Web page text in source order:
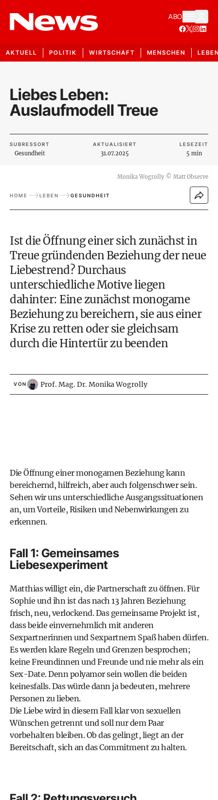
ABO
AKTUELL POLITIK WIRTSCHAFT MENSCHEN
Liebes Leben:
Auslaufmodell Treue
SUBRESSORT
Gesundheit
AKTUALISIERT
31.07.2025
LESEZEIT
5 min
Monika Wogrolly © Matt Observe
HOME LEBEN GESUNDHEIT
Ist die Öffnung einer sich zunächst in
Treue gründenden Beziehung der neue
Liebestrend? Durchaus
unterschiedliche Motive liegen
dahinter: Eine zunächst monogame
Beziehung zu bereichern, sie aus einer
Krise zu retten oder sie gleichsam
durch die Hintertür zu beenden
VON Prof. Mag. Dr. Monika Wogrolly
Die Öffnung einer monogamen Beziehung kann
bereichernd, hilfreich, aber auch folgenschwer sein.
Sehen wir uns unterschiedliche Ausgangssituationen
an, um Vorteile, Risiken und Nebenwirkungen zu
erkennen.
Fall 1: Gemeinsames
Liebesexperiment
Matthias willigt ein, die Partnerschaft zu öffnen. Für
Sophie und ihn ist das nach 13 Jahren Beziehung
frisch, neu, verlockend. Das gemeinsame Projekt ist,
dass beide einvernehmlich mit anderen
Sexpartnerinnen und Sexpartnern Spaß haben dürfen.
Es werden klare Regeln und Grenzen besprochen;
keine Freundinnen und Freunde und nie mehr als ein
Sex-Date. Denn polyamor sein wollen die beiden
keinesfalls. Das würde dann ja bedeuten, mehrere
Personen zu lieben.
Die Liebe wird in diesem Fall klar von sexuellen
Wünschen getrennt und soll nur dem Paar
vorbehalten bleiben. Ob das gelingt, liegt an der
Bereitschaft, sich an das Commitment zu halten.